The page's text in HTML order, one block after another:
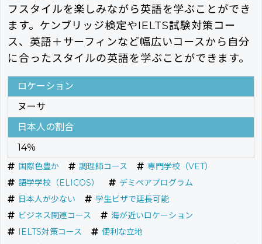
フスタイルを楽しみながら英語を学ぶことができ
ます。ケンブリッジ検定やIELTS試験対策コー
ス、英語＋サーフィンなど幅広いコースから自分
に合ったスタイルの英語を学ぶことができます。
ロケーション
ヌーサ
日本人の割合
14％
国際色豊か 調理師コース
専門学校（VET）
語学学校（ELICOS）
デミペアプログラム
日本人が少ない
学生ビザで延長可能
ビジネス関連コース
海が近いロケーション
IELTS対策コース
便利な立地